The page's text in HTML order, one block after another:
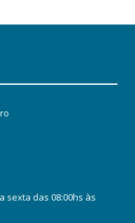
sexta das 08:00hs às